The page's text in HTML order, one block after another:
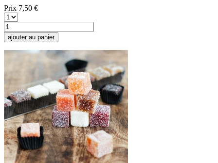
Prix 7,50 €
ajouter au panier